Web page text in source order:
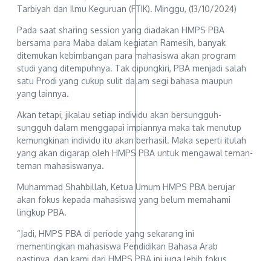
Tarbiyah dan Ilmu Keguruan (FTIK). Minggu, (13/10/2024)
Pada saat sharing session yang diadakan HMPS PBA
bersama para Maba dalam kegiatan Ramesih, banyak
ditemukan kebimbangan para mahasiswa akan program
studi yang ditempuhnya. Tak dipungkiri, PBA menjadi salah
satu Prodi yang cukup sulit dalam segi bahasa maupun
yang lainnya.
Akan tetapi, jikalau setiap individu akan bersungguh-
sungguh dalam menggapai impiannya maka tak menutup
kemungkinan individu itu akan berhasil. Maka seperti itulah
yang akan digarap oleh HMPS PBA untuk mengawal teman-
teman mahasiswanya.
Muhammad Shahbillah, Ketua Umum HMPS PBA berujar
akan fokus kepada mahasiswa yang belum memahami
lingkup PBA.
“Jadi, HMPS PBA di periode yang sekarang ini
mementingkan mahasiswa Pendidikan Bahasa Arab